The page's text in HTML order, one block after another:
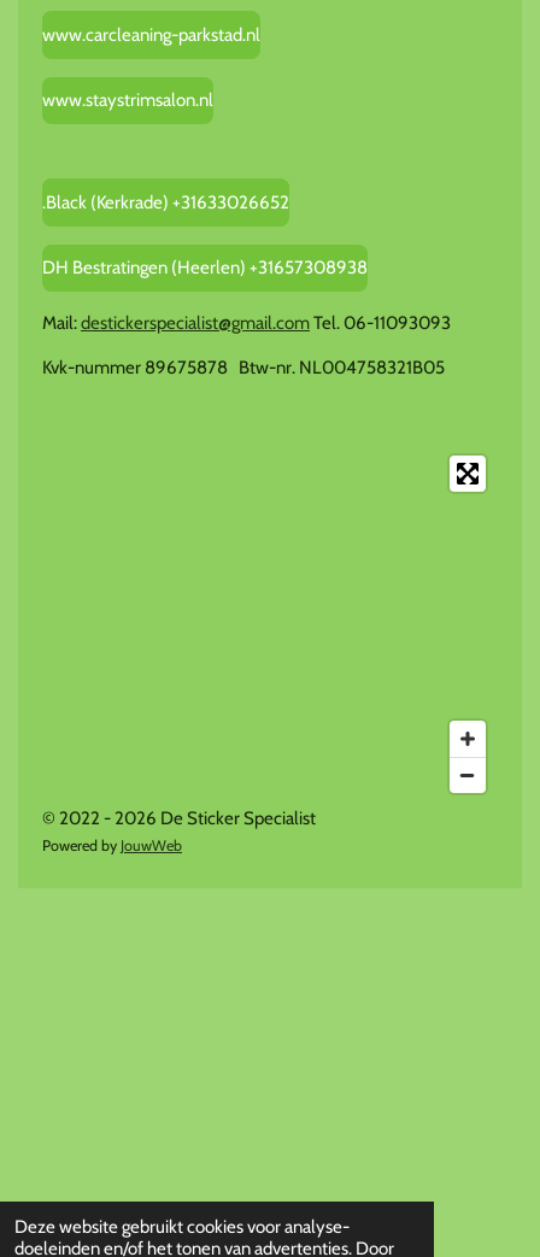
Deze website gebruikt cookies voor analyse-
doeleinden en/of het tonen van advertenties. Door
www.carcleaning-parkstad.nl
www.staystrimsalon.nl
.Black (Kerkrade) +31633026652
DH Bestratingen (Heerlen) +31657308938
Mail:destickerspecialist@gmail.comTel. 06-11093093
Kvk-nummer 89675878 Btw-nr. NL004758321B05
© 2022 - 2026 De Sticker Specialist
Powered by JouwWeb